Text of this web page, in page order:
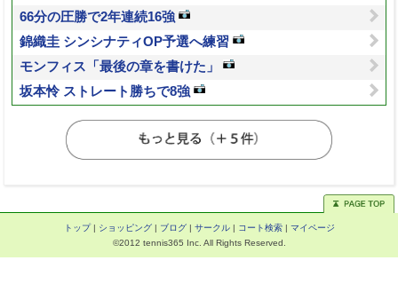
66分の圧勝で2年連続16強
錦織圭 シンシナティOP予選へ練習
モンフィス「最後の章を書けた」
坂本怜 ストレート勝ちで8強
トップ| ショッピング| ブログ| サークル| コート検索| マイページ
©2012 tennis365 Inc. All Rights Reserved.